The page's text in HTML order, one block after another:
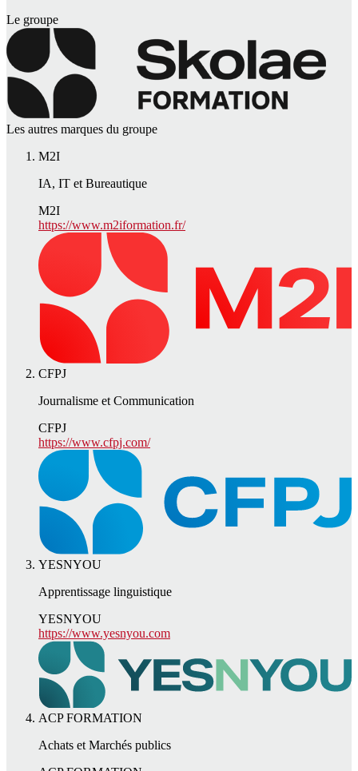
Le groupe
Les autres marques du groupe
M2I
IA, IT et Bureautique
M2I
https://www.m2iformation.fr/
CFPJ
Journalisme et Communication
CFPJ
https://www.cfpj.com/
YESNYOU
Apprentissage linguistique
YESNYOU
https://www.yesnyou.com
ACP FORMATION
Achats et Marchés publics